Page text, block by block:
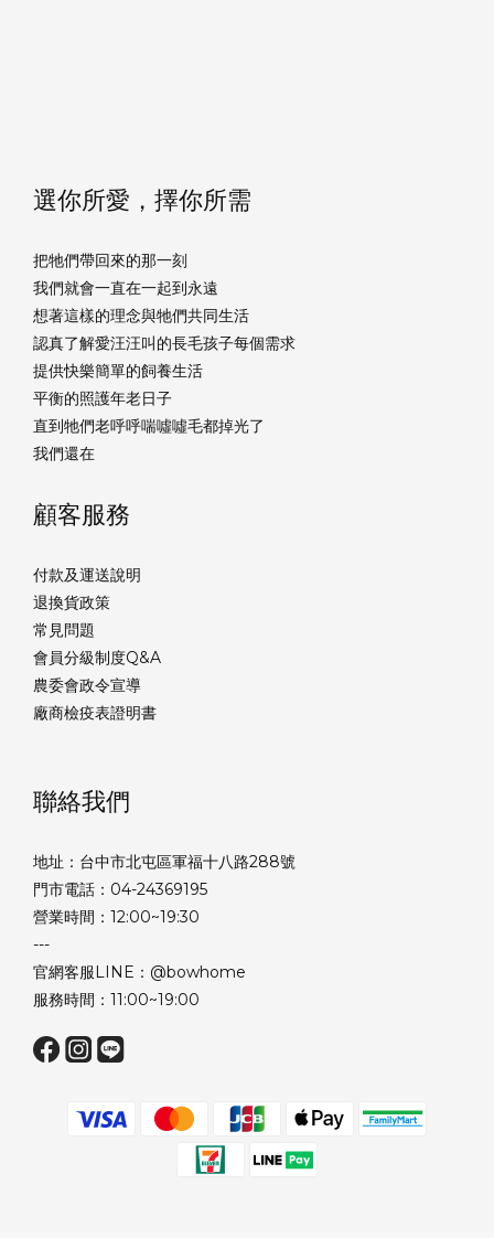
選你所愛，擇你所需
把牠們帶回來的那一刻
我們就會一直在一起到永遠
想著這樣的理念與牠們共同生活
認真了解愛汪汪叫的長毛孩子每個需求
提供快樂簡單的飼養生活
平衡的照護年老日子
直到牠們老呼呼喘噓噓毛都掉光了
我們還在
顧客服務
付款及運送說明
退換貨政策
常見問題
會員分級制度Q&A
農委會政令宣導
廠商檢疫表證明書
聯絡我們
地址：台中市北屯區軍福十八路288號
門市電話：04-24369195
營業時間：12:00~19:30
---
官網客服LINE：@bowhome
服務時間：11:00~19:00